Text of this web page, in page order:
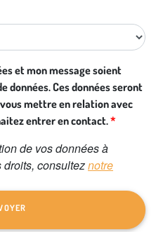
et mon message soient
données. Ces données seront
mettre en relation avec
entrer en contact.
de vos données à
droits, consulteznotre